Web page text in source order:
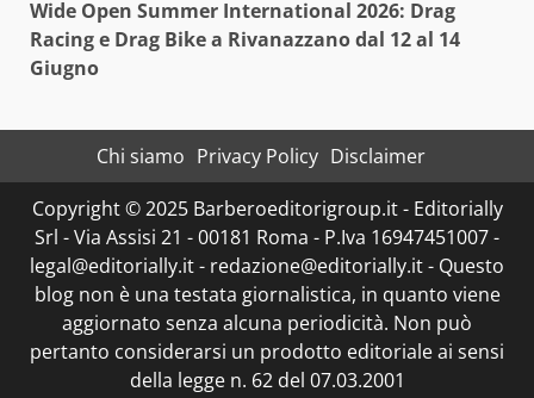
Wide Open Summer International 2026: Drag
Racing e Drag Bike a Rivanazzano dal 12 al 14
Giugno
Chi siamo Privacy Policy Disclaimer
Copyright © 2025 Barberoeditorigroup.it - Editorially
Srl - Via Assisi 21 - 00181 Roma - P.Iva 16947451007 -
legal@editorially.it - redazione@editorially.it - Questo
blog non è una testata giornalistica, in quanto viene
aggiornato senza alcuna periodicità. Non può
pertanto considerarsi un prodotto editoriale ai sensi
della legge n. 62 del 07.03.2001